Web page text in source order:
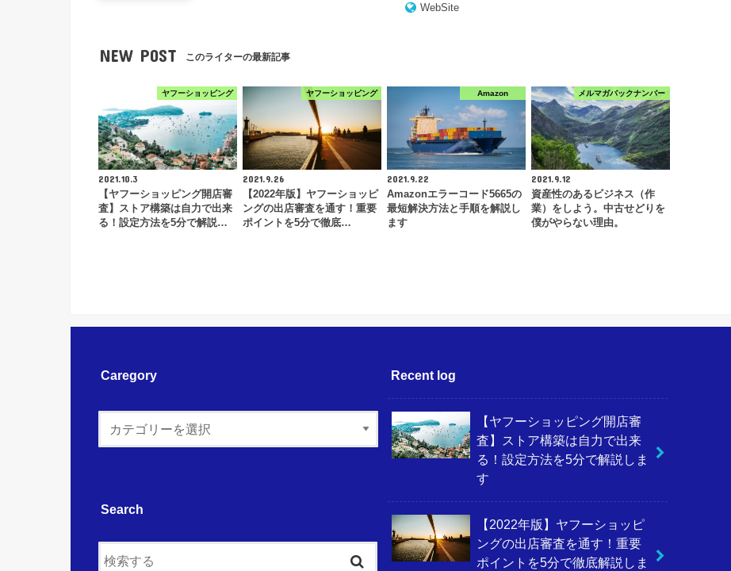
WebSite
NEW POST このライターの最新記事
ヤフーショッピング
2021.10.3
【ヤフーショッピング開店審
査】ストア構築は自力で出来
る！設定方法を5分で解説…
ヤフーショッピング
2021.9.26
【2022年版】ヤフーショッピ
ングの出店審査を通す！重要
ポイントを5分で徹底…
Amazon
2021.9.22
Amazonエラーコード5665の
最短解決方法と手順を解説し
ます
メルマガバックナンバー
2021.9.12
資産性のあるビジネス（作
業）をしよう。中古せどりを
僕がやらない理由。
Caregory
Search
Recent log
【ヤフーショッピング開店審
査】ストア構築は自力で出来
る！設定方法を5分で解説しま
す
【2022年版】ヤフーショッピ
ングの出店審査を通す！重要
ポイントを5分で徹底解説しま